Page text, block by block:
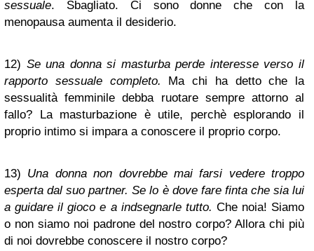
sessuale. Sbagliato. Ci sono donne che con la
menopausa aumenta il desiderio.
12) Se una donna si masturba perde interesse verso il
rapporto sessuale completo. Ma chi ha detto che la
sessualità femminile debba ruotare sempre attorno al
fallo? La masturbazione è utile, perchè esplorando il
proprio intimo si impara a conoscere il proprio corpo.
13) Una donna non dovrebbe mai farsi vedere troppo
esperta dal suo partner. Se lo è dove fare finta che sia lui
a guidare il gioco e a indsegnarle tutto. Che noia! Siamo
o non siamo noi padrone del nostro corpo? Allora chi più
di noi dovrebbe conoscere il nostro corpo?